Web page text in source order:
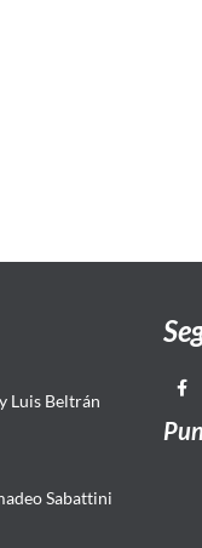
Luis Beltrán
Sabattini